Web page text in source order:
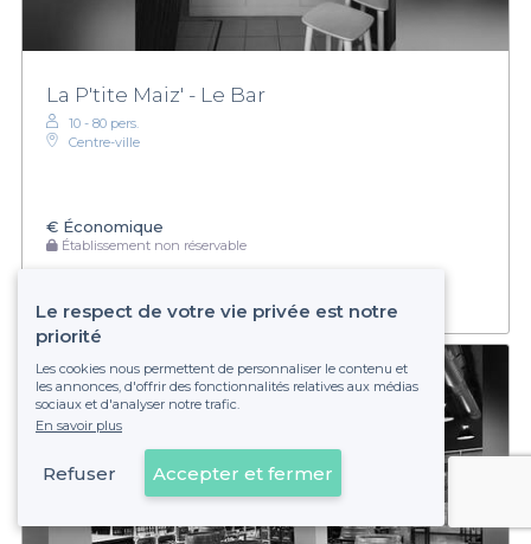
La P'tite Maiz' - Le Bar
10 - 80 pers.
Centre-ville
€ Économique
Établissement non réservable
Voir sur la carte
Le respect de votre vie privée est notre
priorité
Les cookies nous permettent de personnaliser le contenu et
les annonces, d'offrir des fonctionnalités relatives aux médias
sociaux et d'analyser notre trafic.
En savoir plus
Refuser Accepter et fermer